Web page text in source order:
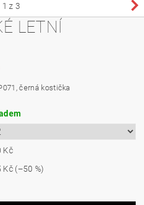
1 z 3
LETNÍ
černá kostička
Kč
Kč (–50 %)